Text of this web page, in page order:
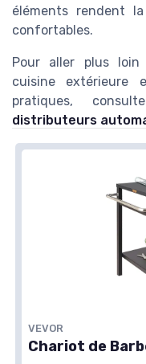
éléments rendent
confortables.
Pour aller plus loin
cuisine extérieure
pratiques,
distributeurs
VEVOR
Chariot de